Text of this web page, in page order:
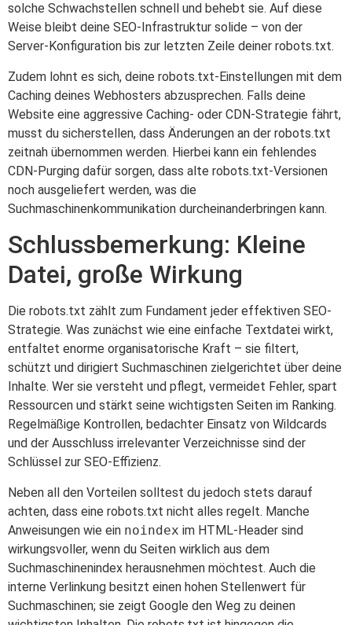
solche Schwachstellen schnell und behebt sie. Auf diese
Weise bleibt deine SEO-Infrastruktur solide – von der
Server-Konfiguration bis zur letzten Zeile deiner robots.txt.
Zudem lohnt es sich, deine robots.txt-Einstellungen mit dem
Caching deines Webhosters abzusprechen. Falls deine
Website eine aggressive Caching- oder CDN-Strategie fährt,
musst du sicherstellen, dass Änderungen an der robots.txt
zeitnah übernommen werden. Hierbei kann ein fehlendes
CDN-Purging dafür sorgen, dass alte robots.txt-Versionen
noch ausgeliefert werden, was die
Suchmaschinenkommunikation durcheinanderbringen kann.
Schlussbemerkung: Kleine
Datei, große Wirkung
Die robots.txt zählt zum Fundament jeder effektiven SEO-
Strategie. Was zunächst wie eine einfache Textdatei wirkt,
entfaltet enorme organisatorische Kraft – sie filtert,
schützt und dirigiert Suchmaschinen zielgerichtet über deine
Inhalte. Wer sie versteht und pflegt, vermeidet Fehler, spart
Ressourcen und stärkt seine wichtigsten Seiten im Ranking.
Regelmäßige Kontrollen, bedachter Einsatz von Wildcards
und der Ausschluss irrelevanter Verzeichnisse sind der
Schlüssel zur SEO-Effizienz.
Neben all den Vorteilen solltest du jedoch stets darauf
achten, dass eine robots.txt nicht alles regelt. Manche
Anweisungen wie ein noindex im HTML-Header sind
wirkungsvoller, wenn du Seiten wirklich aus dem
Suchmaschinenindex herausnehmen möchtest. Auch die
interne Verlinkung besitzt einen hohen Stellenwert für
Suchmaschinen; sie zeigt Google den Weg zu deinen